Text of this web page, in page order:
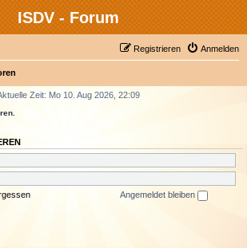
ISDV - Forum
Anmelden
Registrieren
Zeit: Mo 10. Aug 2026, 22:09
Angemeldet bleiben